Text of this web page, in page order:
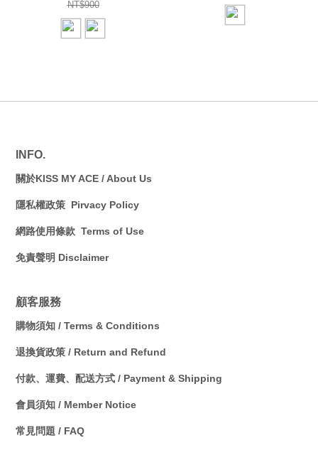
NT$900
INFO.
關於KISS MY ACE / About Us
隱私權政策 Pirvacy Policy
網路使用條款 Terms of Use
免責聲明 Disclaimer
顧客服務
購物須知 / Terms & Conditions
退換貨政策 / Return and Refund
付款、運費、配送方式 / Payment & Shipping
會員須知 / Member Notice
常見問題 / FAQ